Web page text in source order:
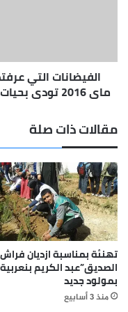
ماي
تودي
بحيات
أشخاص
و2
في
عداد
المفقودين
ماي 2016 تودي بحيات 6 أشخاص و2 في عداد المفقودين
مقالات ذات صلة
تهنئة بمناسبة ازديان فراش
الصديق”عبد الكريم
بمولود جديد
منذ 3 أسابيع